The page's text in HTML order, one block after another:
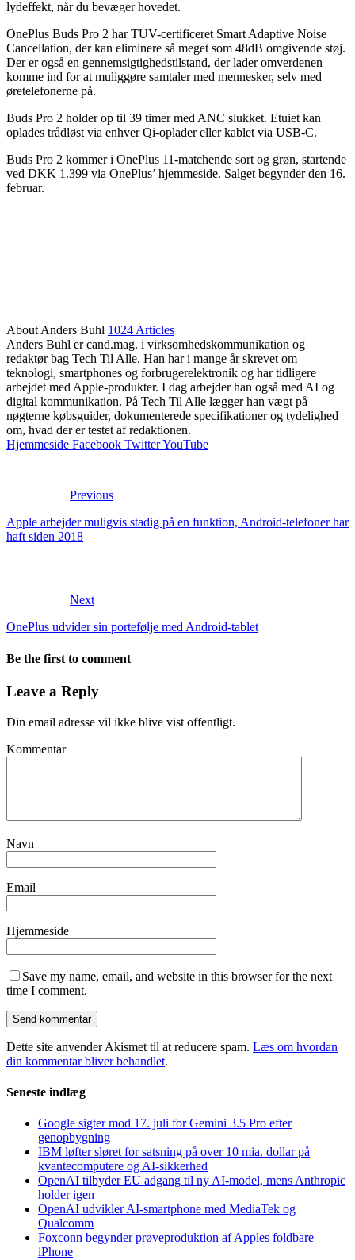
lydeffekt, når du bevæger hovedet.
OnePlus Buds Pro 2 har TUV-certificeret Smart Adaptive Noise
Cancellation, der kan eliminere så meget som 48dB omgivende støj.
Der er også en gennemsigtighedstilstand, der lader omverdenen
komme ind for at muliggøre samtaler med mennesker, selv med
øretelefonerne på.
Buds Pro 2 holder op til 39 timer med ANC slukket. Etuiet kan
oplades trådløst via enhver Qi-oplader eller kablet via USB-C.
Buds Pro 2 kommer i OnePlus 11-matchende sort og grøn, startende
ved DKK 1.399 via OnePlus’ hjemmeside. Salget begynder den 16.
februar.
About Anders Buhl 1024 Articles
Anders Buhl er cand.mag. i virksomhedskommunikation og
redaktør bag Tech Til Alle. Han har i mange år skrevet om
teknologi, smartphones og forbrugerelektronik og har tidligere
arbejdet med Apple-produkter. I dag arbejder han også med AI og
digital kommunikation. På Tech Til Alle lægger han vægt på
nøgterne købsguider, dokumenterede specifikationer og tydelighed
om, hvad der er testet af redaktionen.
Hjemmeside Facebook TwitterYouTube
Previous
Apple arbejder muligvis stadig på en funktion, Android-telefoner har
haft siden 2018
Next
OnePlus udvider sin portefølje med Android-tablet
Be the first to comment
Leave a Reply
Din email adresse vil ikke blive vist offentligt.
Kommentar
Navn
Email
Hjemmeside
Save my name, email, and website in this browser for the next
time I comment.
Dette site anvender Akismet til at reducere spam. Læs om hvordan
din kommentar bliver behandlet.
Seneste indlæg
Google sigter mod 17. juli for Gemini 3.5 Pro efter
genopbygning
IBM løfter sløret for satsning på over 10 mia. dollar på
kvantecomputere og AI-sikkerhed
OpenAI tilbyder EU adgang til ny AI-model, mens Anthropic
holder igen
OpenAI udvikler AI-smartphone med MediaTek og
Qualcomm
Foxconn begynder prøveproduktion af Apples foldbare
iPhone